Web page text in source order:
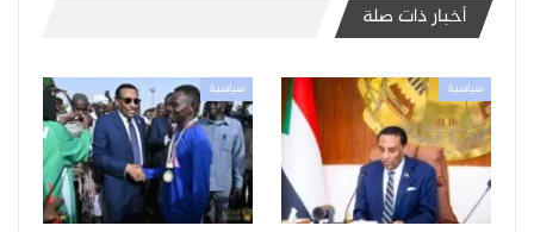
أخبار ذات صلة
سياسية سياسية